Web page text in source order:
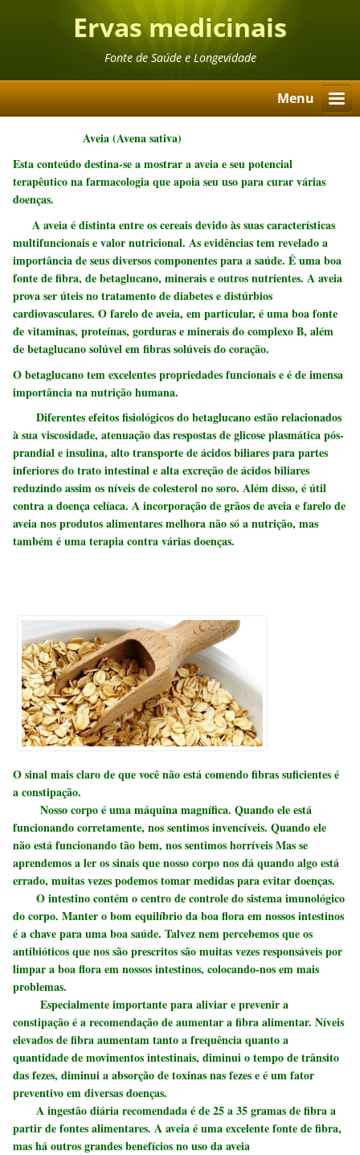
Ervas medicinais
Fonte de Saúde e Longevidade
Menu
Aveia(Avena sativa)
Esta conteúdo destina-se a mostrar a aveia e seu potencial
terapêutico na farmacologia que apoia seu uso para curar várias
doenças.
A aveia é distinta entre os cereais devido às suas características
multifuncionais e valor nutricional. As evidências tem revelado a
importância de seus diversos componentes para a saúde. É uma boa
fonte de fibra, de betaglucano, minerais e outros nutrientes. A aveia
prova ser úteis no tratamento de diabetes e distúrbios
cardiovasculares. O farelo de aveia, em particular, é uma boa fonte
de vitaminas, proteínas, gorduras e minerais do complexo B, além
de betaglucano solúvel em fibras solúveis do coração.
O betaglucano tem excelentes propriedades funcionais e é de imensa
importância na nutrição humana.
Diferentes efeitos fisiológicos do betaglucano estão relacionados
à sua viscosidade, atenuação das respostas de glicose plasmática pós-
prandial e insulina, alto transporte de ácidos biliares para partes
inferiores do trato intestinal e alta excreção de ácidos biliares
reduzindo assim os níveis de colesterol no soro. Além disso, é útil
contra a doença celíaca. A incorporação de grãos de aveia e farelo de
aveia nos produtos alimentares melhora não só a nutrição, mas
também é uma terapia contra várias doenças.
O sinal mais claro de que você não está comendo fibras suficientes é
a constipação.
Nosso corpo é uma máquina magnífica. Quando ele está
funcionando corretamente, nos sentimos invencíveis. Quando ele
não está funcionando tão bem, nos sentimos horríveis Mas se
aprendemos a ler os sinais que nosso corpo nos dá quando algo está
errado, muitas vezes podemos tomar medidas para evitar doenças.
O intestino contém o centro de controle do sistema imunológico
do corpo. Manter o bom equilíbrio da boa flora em nossos intestinos
é a chave para uma boa saúde. Talvez nem percebemos que os
antibióticos que nos são prescritos são muitas vezes responsáveis ​​por
limpar a boa flora em nossos intestinos, colocando-nos em mais
problemas.
Especialmente importante para aliviar e prevenir a
constipação é a recomendação de aumentar a fibra alimentar. Níveis
elevados de fibra aumentam tanto a frequência quanto a
quantidade de movimentos intestinais, diminui o tempo de trânsito
das fezes, diminui a absorção de toxinas nas fezes e é um fator
preventivo em diversas doenças.
A ingestão diária recomendada é de 25 a 35 gramas de fibra a
partir de fontes alimentares. A aveia é uma excelente fonte de fibra,
mas há outros grandes benefícios no uso da aveia